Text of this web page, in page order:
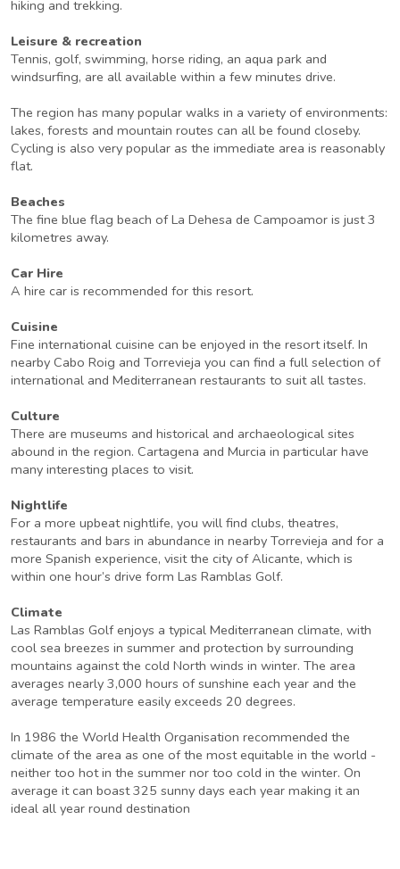
hiking and trekking.
Leisure & recreation
Tennis, golf, swimming, horse riding, an aqua park and
windsurfing, are all available within a few minutes drive.
The region has many popular walks in a variety of environments:
lakes, forests and mountain routes can all be found closeby.
Cycling is also very popular as the immediate area is reasonably
flat.
Beaches
The fine blue flag beach of La Dehesa de Campoamor is just 3
kilometres away.
Car Hire
A hire car is recommended for this resort.
Cuisine
Fine international cuisine can be enjoyed in the resort itself. In
nearby Cabo Roig and Torrevieja you can find a full selection of
international and Mediterranean restaurants to suit all tastes.
Culture
There are museums and historical and archaeological sites
abound in the region. Cartagena and Murcia in particular have
many interesting places to visit.
Nightlife
For a more upbeat nightlife, you will find clubs, theatres,
restaurants and bars in abundance in nearby Torrevieja and for a
more Spanish experience, visit the city of Alicante, which is
within one hour’s drive form Las Ramblas Golf.
Climate
Las Ramblas Golf enjoys a typical Mediterranean climate, with
cool sea breezes in summer and protection by surrounding
mountains against the cold North winds in winter. The area
averages nearly 3,000 hours of sunshine each year and the
average temperature easily exceeds 20 degrees.
In 1986 the World Health Organisation recommended the
climate of the area as one of the most equitable in the world -
neither too hot in the summer nor too cold in the winter. On
average it can boast 325 sunny days each year making it an
ideal all year round destination